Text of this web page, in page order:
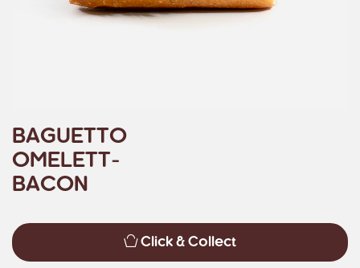
BAGUETTO
OMELETT-
BACON
Click & Collect